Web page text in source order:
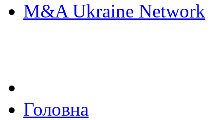
M&A Ukraine Network
Головна